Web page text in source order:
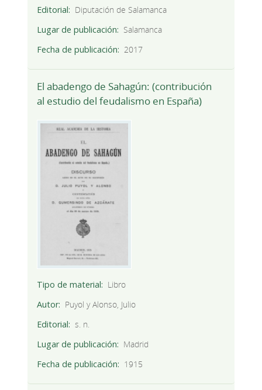
Editorial
Diputación de Salamanca
Lugar de publicación
Salamanca
Fecha de publicación
2017
El abadengo de Sahagún: (contribución
al estudio del feudalismo en España)
Tipo de material
Libro
Autor
Puyol y Alonso, Julio
Editorial
s. n.
Lugar de publicación
Madrid
Fecha de publicación
1915